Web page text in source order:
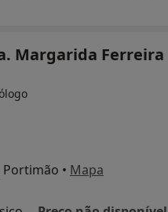
Margarida Ferreira
Portimão • Mapa